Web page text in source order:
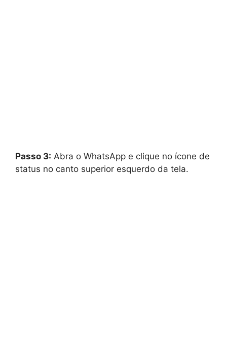
Passo 3: Abra o WhatsApp e clique no ícone de
status no canto superior esquerdo da tela.